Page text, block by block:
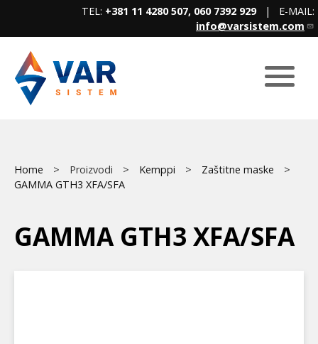
content
TEL: +381 11 4280 507, 060 7392 929| E-MAIL:
info@varsistem.com
Main
Breadcrumb
Home Proizvodi Kemppi
Zaštitne maske
GAMMA GTH3 XFA/SFA
GAMMA GTH3 XFA/SFA